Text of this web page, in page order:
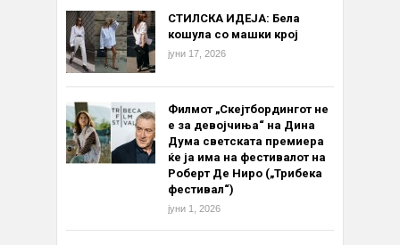
СТИЛСКА ИДЕЈА: Бела
кошула со машки крој
јуни 17, 2026
Филмот „Скејтбордингот не
е за девојчиња“ на Дина
Дума светската премиера
ќе ја има на фестивалот на
Роберт Де Ниро („Трибека
фестивал“)
јуни 1, 2026